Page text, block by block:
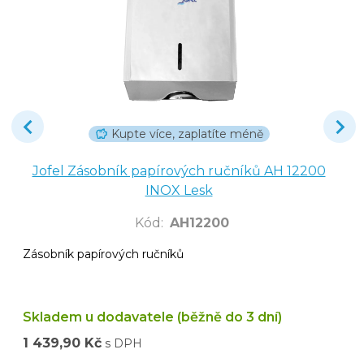
Kupte více, zaplatíte méně
Jofel Zásobník papírových ručníků AH 12200
INOX Lesk
Kód : AH12200
Zásobník papírových ručníků
Skladem u dodavatele (běžně do 3 dní)
1 439,90 Kč s DPH